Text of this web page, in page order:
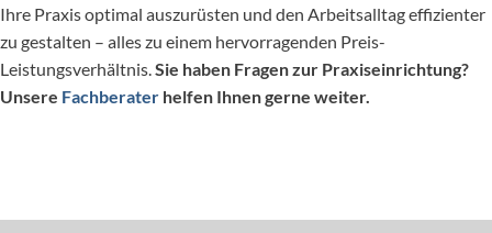
Ihre Praxis optimal auszurüsten und den Arbeitsalltag effizienter
zu gestalten – alles zu einem hervorragenden Preis-
Leistungsverhältnis. Sie haben Fragen zur Praxiseinrichtung?
Unsere Fachberater helfen Ihnen gerne weiter.